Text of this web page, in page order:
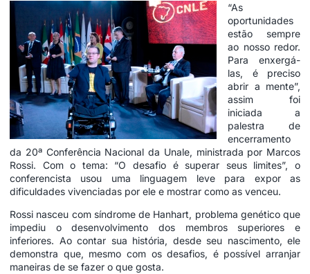
“As
oportunidades
estão sempre
ao nosso redor.
Para enxergá-
las, é preciso
abrir a mente”,
assim foi
iniciada a
palestra de
encerramento
da 20ª Conferência Nacional da Unale, ministrada por Marcos
Rossi. Com o tema: “O desafio é superar seus limites”, o
conferencista usou uma linguagem leve para expor as
dificuldades vivenciadas por ele e mostrar como as venceu.
Rossi nasceu com síndrome de Hanhart, problema genético que
impediu o desenvolvimento dos membros superiores e
inferiores. Ao contar sua história, desde seu nascimento, ele
demonstra que, mesmo com os desafios, é possível arranjar
maneiras de se fazer o que gosta.